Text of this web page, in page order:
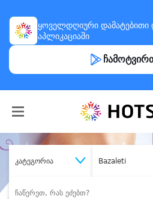
ყოველდღიური დამატებითი
აპლიკაციაში
კატეგორია Bazaleti